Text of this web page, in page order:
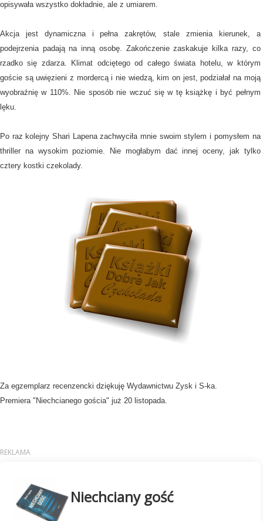
opisywała wszystko dokładnie, ale z umiarem.
Akcja jest dynamiczna i pełna zakrętów, stale zmienia kierunek, a
podejrzenia padają na inną osobę. Zakończenie zaskakuje kilka razy, co
rzadko się zdarza. Klimat odciętego od całego świata hotelu, w którym
goście są uwięzieni z mordercą i nie wiedzą, kim on jest, podziałał na moją
wyobraźnię w 110%. Nie sposób nie wczuć się w tę książkę i być pełnym
lęku.
Po raz kolejny Shari Lapena zachwyciła mnie swoim stylem i pomysłem na
thriller na wysokim poziomie. Nie mogłabym dać innej oceny, jak tylko
cztery kostki czekolady.
Za egzemplarz recenzencki dziękuję Wydawnictwu Zysk i S-ka.
Premiera "Niechcianego gościa" już 20 listopada.